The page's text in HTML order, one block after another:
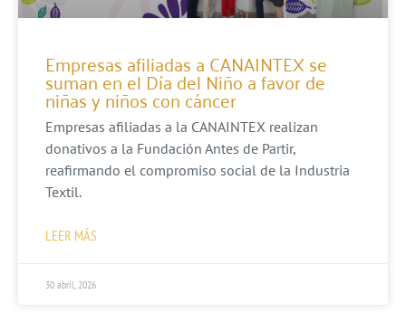
Empresas afiliadas a CANAINTEX se
suman en el Día del Niño a favor de
niñas y niños con cáncer
Empresas afiliadas a la CANAINTEX realizan
donativos a la Fundación Antes de Partir,
reafirmando el compromiso social de la Industria
Textil.
LEER MÁS
30 abril, 2026